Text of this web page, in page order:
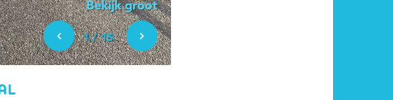
Vorige
Bekijk groot
Volgende
1/15